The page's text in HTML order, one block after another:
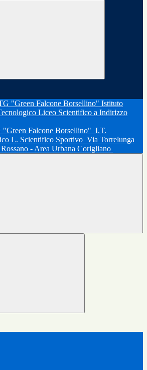
Falcone Borsellino" I.T.
L. Scientifico Sportivo Via Torrelunga
- Area Urbana Corigliano